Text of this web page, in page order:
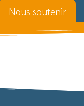
Nous soutenir